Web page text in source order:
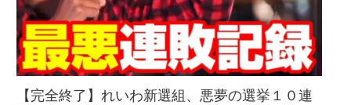
【完全終了】れいわ新選組、悪夢の選挙１０連